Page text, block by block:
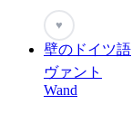
♥
壁のドイツ語
ヴァント
Wand